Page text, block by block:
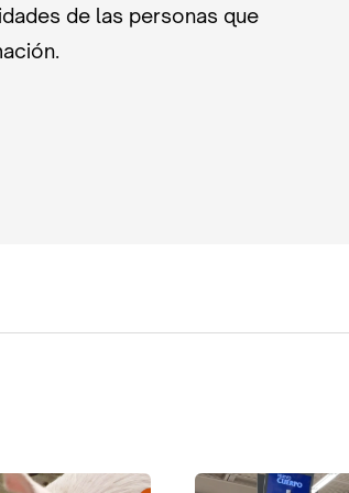
de las personas que